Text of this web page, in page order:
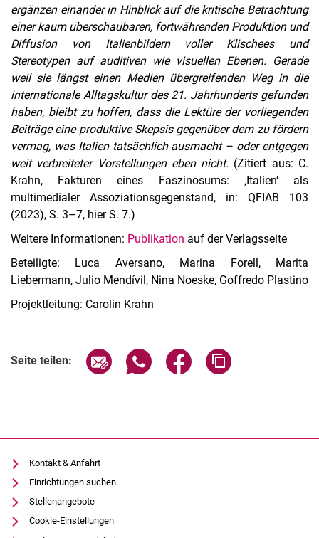
ergänzen einander in Hinblick auf die kritische Betrachtung
einer kaum überschaubaren, fortwährenden Produktion und
Diffusion von Italienbildern voller Klischees und
Stereotypen auf auditiven wie visuellen Ebenen. Gerade
weil sie längst einen Medien übergreifenden Weg in die
internationale Alltagskultur des 21. Jahrhunderts gefunden
haben, bleibt zu hoffen, dass die Lektüre der vorliegenden
Beiträge eine produktive Skepsis gegenüber dem zu fördern
vermag, was Italien tatsächlich ausmacht – oder entgegen
weit verbreiteter Vorstellungen eben nicht. (Zitiert aus: C.
Krahn, Fakturen eines Faszinosums: ‚Italien‘ als
multimedialer Assoziationsgegenstand, in: QFIAB 103
(2023), S. 3–7, hier S. 7.)
Weitere Informationen: Publikation auf der Verlagsseite
Beteiligte: Luca Aversano, Marina Forell, Marita
Liebermann, Julio Mendívil, Nina Noeske, Goffredo Plastino
Projektleitung: Carolin Krahn
Seite teilen: Seite über E-Mail teilen
Seite über WhatsApp teilen
Seite über Facebook
Kontakt & Anfahrt
Einrichtungen suchen
Stellenangebote
Cookie-Einstellungen